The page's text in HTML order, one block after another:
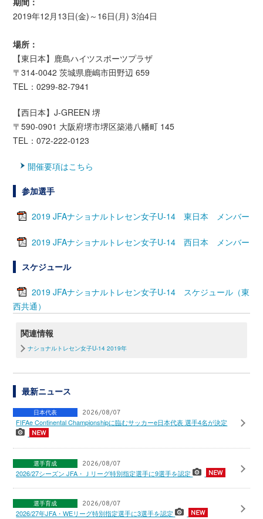
2019年12月13日(金)～16日(月) 3泊4日
場所：
【東日本】鹿島ハイツスポーツプラザ
〒314-0042 茨城県鹿嶋市田野辺 659
TEL：0299-82-7941
【西日本】J-GREEN 堺
〒590-0901 大阪府堺市堺区築港八幡町 145
TEL：072-222-0123
開催要項はこちら
参加選手
2019 JFAナショナルトレセン女子U-14 東日本 メンバー
2019 JFAナショナルトレセン女子U-14 西日本 メンバー
スケジュール
2019 JFAナショナルトレセン女子U-14 スケジュール（東
西共通）
関連情報
ナショナルトレセン女子U-14 2019年
最新ニュース
日本代表 2026/08/07
FIFAe Continental Championshipに臨むサッカーe日本代表 選手4名が決定
選手育成 2026/08/07
2026/27シーズン JFA・Ｊリーグ特別指定選手に9選手を認定
選手育成 2026/08/07
2026/27年JFA・WEリーグ特別指定選手に3選手を認定